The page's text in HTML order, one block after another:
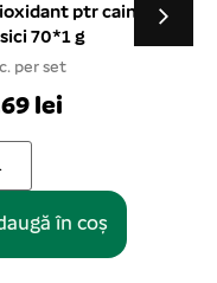
maro 3.5×80
per set
lei
în coș